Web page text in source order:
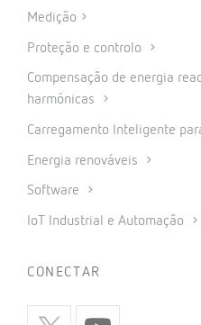
Medição
Proteção e controlo
Compensação de energia
harmónicas
Carregamento Inteligente
Energia renováveis
Software
IoT Industrial e Automação
CONECTAR